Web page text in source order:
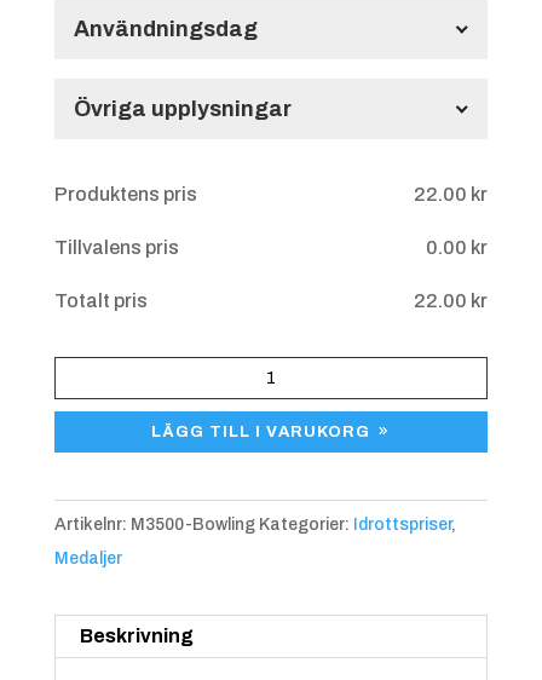
700x22 mm
Användningsdag
Övriga upplysningar
Produktens pris 22.00 kr
Tillvalens pris 0.00 kr
Totalt pris 22.00 kr
Bowling
LÄGG TILL I VARUKORG
Artikelnr: M3500-Bowling Kategorier: Idrottspriser,
Medaljer
Beskrivning